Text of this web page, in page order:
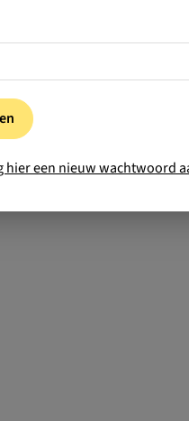
hier een nieuw wachtwoord